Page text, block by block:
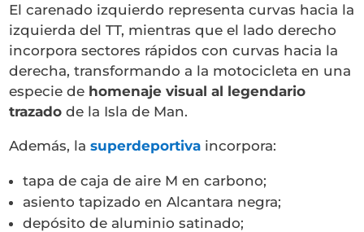
El carenado izquierdo representa curvas hacia la
izquierda del TT, mientras que el lado derecho
incorpora sectores rápidos con curvas hacia la
derecha, transformando a la motocicleta en una
especie de homenaje visual al legendario
trazado de la Isla de Man.
Además, lasuperdeportiva incorpora:
tapa de caja de aire M en carbono;
asiento tapizado en Alcantara negra;
depósito de aluminio satinado;